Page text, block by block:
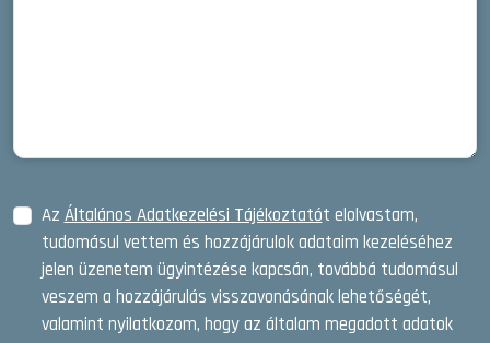
Az Általános Adatkezelési Tájékoztatót elolvastam,
tudomásul vettem és hozzájárulok adataim kezeléséhez
jelen üzenetem ügyintézése kapcsán, továbbá tudomásul
veszem a hozzájárulás visszavonásának lehetőségét,
valamint nyilatkozom, hogy az általam megadott adatok